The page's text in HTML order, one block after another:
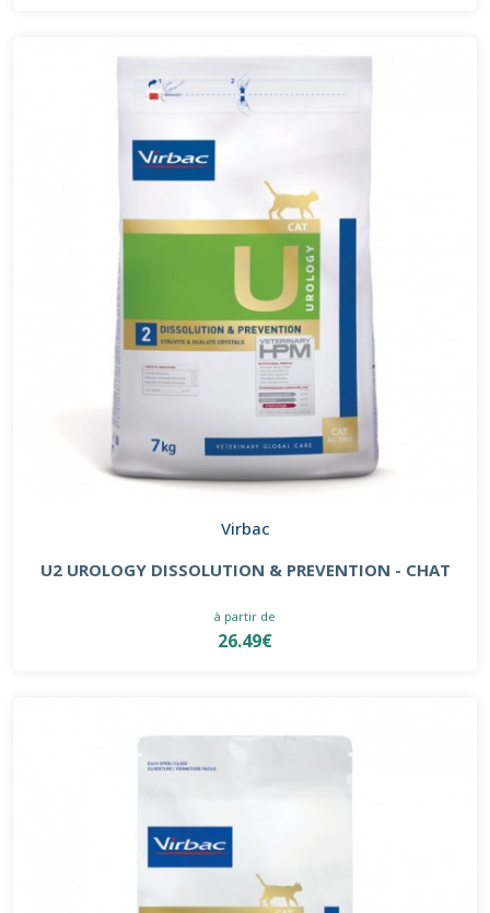
Virbac
U2 UROLOGY DISSOLUTION & PREVENTION - CHAT
à partir de
26.49€